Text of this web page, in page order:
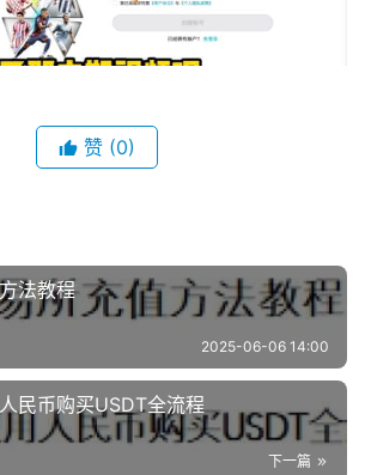
赞 (0)
法教程
2025-06-06 14:00
民币购买USDT全流程
下一篇